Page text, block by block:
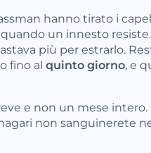
hanno tirato i
un innesto
più per estrarlo.
fino al quinto giorno, e
e non un mese
non sanguinerete